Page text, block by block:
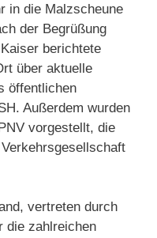
in die Malzscheune
der Begrüßung
berichtete
über aktuelle
öffentlichen
Außerdem wurden
vorgestellt, die
vertreten durch
die zahlreichen